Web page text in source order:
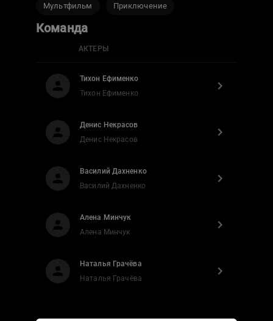
Мультфильм Приключение
Команда
АКТЕРЫ
Тихон Ефименко
Тихон Ефименко
Денис Некрасов
Денис Некрасов
Василий Дахненко
Василий Дахненко
Алена Минчук
Алена Минчук
Наталья Грачёва
Наталья Грачёва